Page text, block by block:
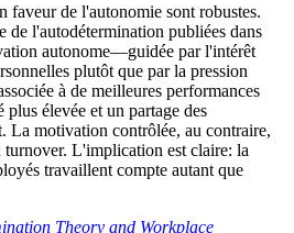
faveur de l'autonomie sont robustes.
de l'autodétermination publiées dans
autonome—guidée par l'intérêt
plutôt que par la pression
à de meilleures performances
élevée et un partage des
La motivation contrôlée, au contraire,
turnover. L'implication est claire: la
travaillent compte autant que
Theory and Workplace